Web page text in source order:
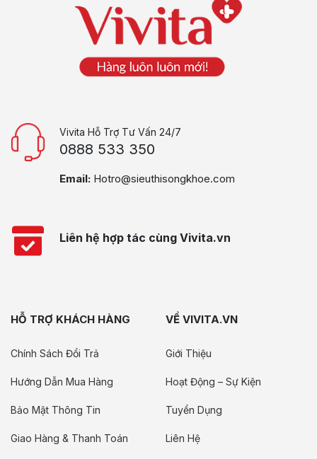
Vivita Hỗ Trợ Tư Vấn 24/7
0888 533 350
Email: Hotro@sieuthisongkhoe.com
Liên hệ hợp tác cùng Vivita.vn
HỖ TRỢ KHÁCH HÀNG
Chính Sách Đổi Trả
Hướng Dẫn Mua Hàng
Bảo Mật Thông Tin
Giao Hàng & Thanh Toán
VỀ VIVITA.VN
Giới Thiệu
Hoạt Động – Sự Kiện
Tuyển Dụng
Liên Hệ